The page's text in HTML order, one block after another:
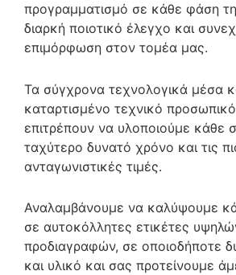
προγραμματισμό σε κάθε φάση
διαρκή ποιοτικό έλεγχο και
επιμόρφωση στον τομέα μας.
Τα σύγχρονα τεχνολογικά μέσα
καταρτισμένο τεχνικό
επιτρέπουν να υλοποιούμε κάθε
ταχύτερο δυνατό χρόνο και τις
ανταγωνιστικές τιμές.
Αναλαμβάνουμε να καλύψουμε
σε αυτοκόλλητες ετικέτες
προδιαγραφών, σε οποιοδήποτε
και υλικό και σας προτείνουμε